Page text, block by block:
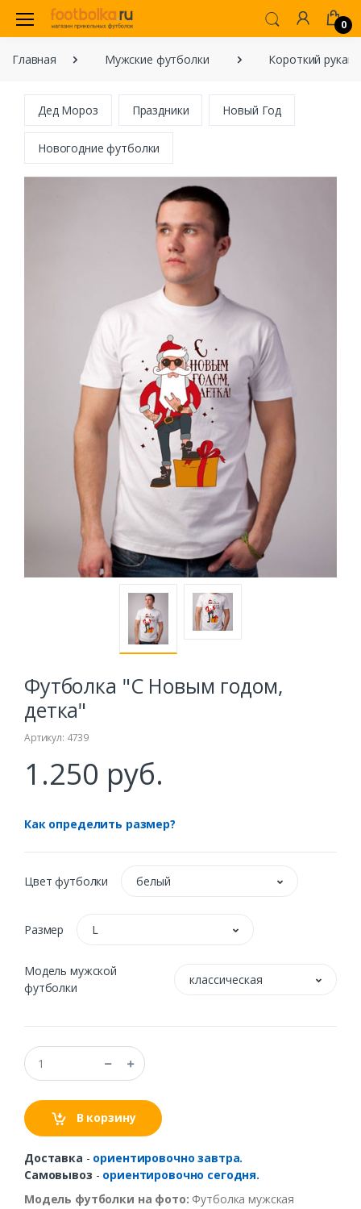
0
Главная Мужские футболки Короткий рукав
Дед Мороз Праздники Новый Год
Новогодние футболки
Футболка "С Новым годом,
детка"
Артикул: 4739
1.250 руб.
Как определить размер?
Цвет футболки белый
Размер L
Модель мужской
футболки
классическая
В корзину
Доставка - ориентировочно завтра.
Самовывоз - ориентировочно сегодня.
Модель футболки на фото: Футболка мужская